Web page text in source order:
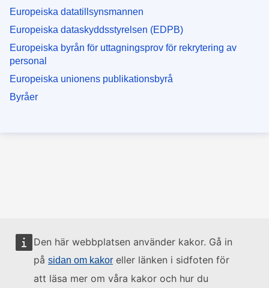
Den här webbplatsen använder kakor. Gå in
på sidan om kakor eller länken i sidfoten för
att läsa mer om våra kakor och hur du
Europeiska datatillsynsmannen
Europeiska dataskyddsstyrelsen (EDPB)
Europeiska byrån för uttagningsprov för rekrytering av
personal
Europeiska unionens publikationsbyrå
Byråer